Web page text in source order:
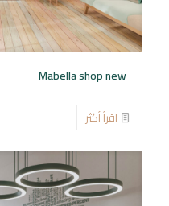
Mabella shop new
اقرأ أكثر